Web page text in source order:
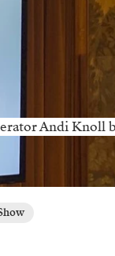
Andi Knoll